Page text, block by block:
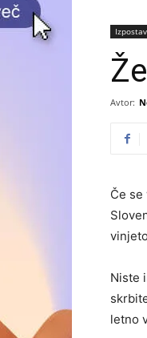
Avtor:
Če
Niste
letno